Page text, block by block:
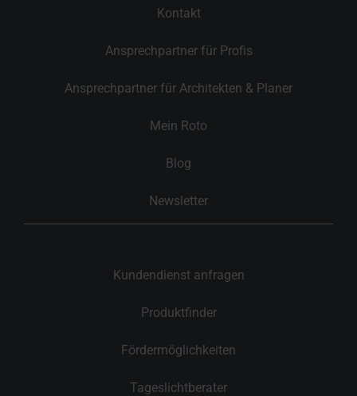
Kontakt
Ansprechpartner für Profis
Ansprechpartner für Architekten & Planer
Mein Roto
Blog
Newsletter
Kundendienst anfragen
Produktfinder
Fördermöglichkeiten
Tageslichtberater